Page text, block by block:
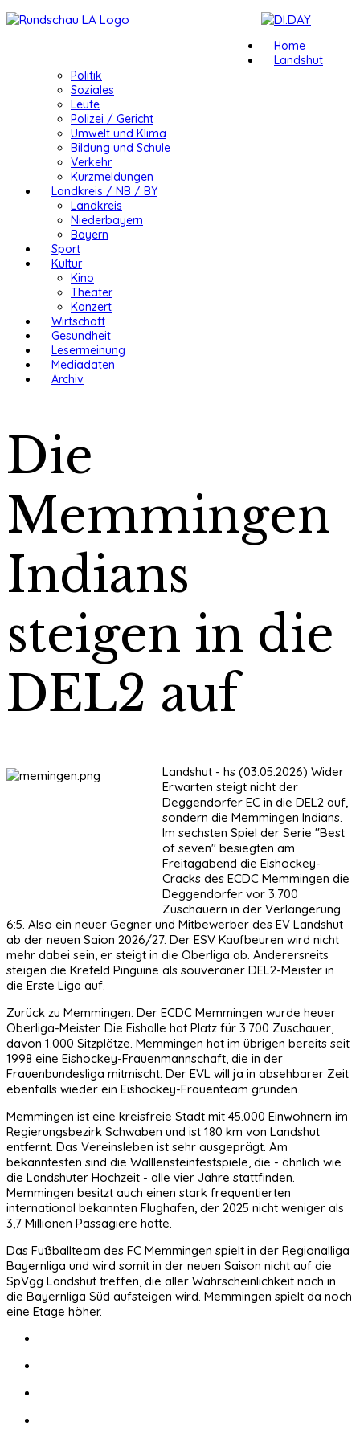
Home
Landshut
Politik
Soziales
Leute
Polizei / Gericht
Umwelt und Klima
Bildung und Schule
Verkehr
Kurzmeldungen
Landkreis / NB / BY
Landkreis
Niederbayern
Bayern
Sport
Kultur
Kino
Theater
Konzert
Wirtschaft
Gesundheit
Lesermeinung
Mediadaten
Archiv
Die
Memmingen
Indians
steigen in die
DEL2 auf
Landshut - hs (03.05.2026) Wider
Erwarten steigt nicht der
Deggendorfer EC in die DEL2 auf,
sondern die Memmingen Indians.
Im sechsten Spiel der Serie "Best
of seven" besiegten am
Freitagabend die Eishockey-
Cracks des ECDC Memmingen die
Deggendorfer vor 3.700
Zuschauern in der Verlängerung
6:5. Also ein neuer Gegner und Mitbewerber des EV Landshut
ab der neuen Saion 2026/27. Der ESV Kaufbeuren wird nicht
mehr dabei sein, er steigt in die Oberliga ab. Anderersreits
steigen die Krefeld Pinguine als souveräner DEL2-Meister in
die Erste Liga auf.
Zurück zu Memmingen: Der ECDC Memmingen wurde heuer
Oberliga-Meister. Die Eishalle hat Platz für 3.700 Zuschauer,
davon 1.000 Sitzplätze. Memmingen hat im übrigen bereits seit
1998 eine Eishockey-Frauenmannschaft, die in der
Frauenbundesliga mitmischt. Der EVL will ja in absehbarer Zeit
ebenfalls wieder ein Eishockey-Frauenteam gründen.
Memmingen ist eine kreisfreie Stadt mit 45.000 Einwohnern im
Regierungsbezirk Schwaben und ist 180 km von Landshut
entfernt. Das Vereinsleben ist sehr ausgeprägt. Am
bekanntesten sind die Walllensteinfestspiele, die - ähnlich wie
die Landshuter Hochzeit - alle vier Jahre stattfinden.
Memmingen besitzt auch einen stark frequentierten
international bekannten Flughafen, der 2025 nicht weniger als
3,7 Millionen Passagiere hatte.
Das Fußballteam des FC Memmingen spielt in der Regionalliga
Bayernliga und wird somit in der neuen Saison nicht auf die
SpVgg Landshut treffen, die aller Wahrscheinlichkeit nach in
die Bayernliga Süd aufsteigen wird. Memmingen spielt da noch
eine Etage höher.